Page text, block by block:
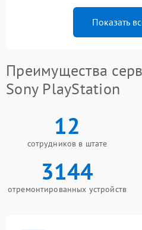
Показать
Преимущества
Sony PlayStation
12
сотрудников в штате
3144
отремонтированных устройств